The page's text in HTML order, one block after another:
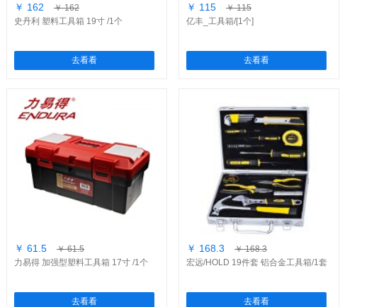
￥ 162
￥ 162
史丹利 塑料工具箱 19寸 /1个
去看看
￥ 115
￥ 115
亿丰_工具箱/[1个]
去看看
￥ 61.5
￥ 61.5
力易得 加强型塑料工具箱 17寸 /1个
去看看
￥ 168.3
￥ 168.3
宏远/HOLD 19件套 铝合金工具箱/1套
去看看